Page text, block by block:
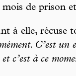
de prison
à elle, récuse
C’est
et c’est à ce